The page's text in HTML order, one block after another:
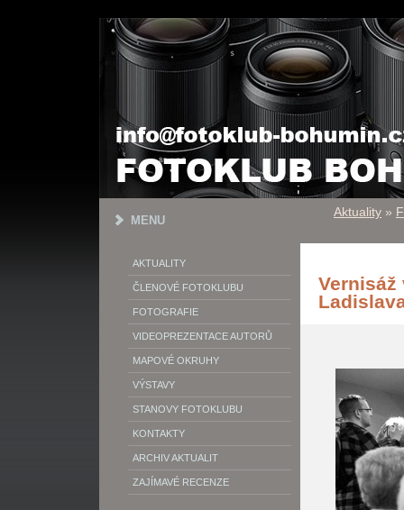
MENU
AKTUALITY
ČLENOVÉ FOTOKLUBU
FOTOGRAFIE
VIDEOPREZENTACE AUTORŮ
MAPOVÉ OKRUHY
VÝSTAVY
STANOVY FOTOKLUBU
KONTAKTY
ARCHIV AKTUALIT
ZAJÍMAVÉ RECENZE
Aktuality »